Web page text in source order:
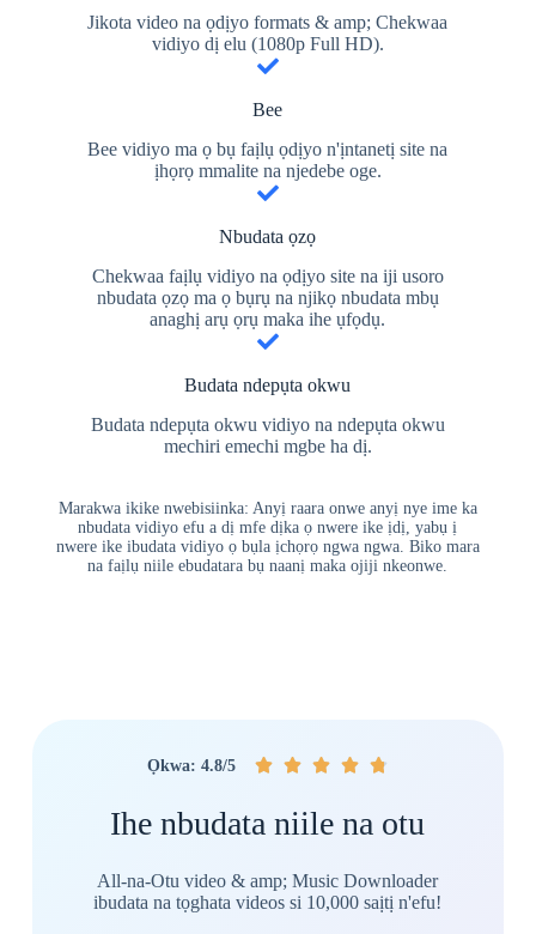
Jikota video na ọdịyo formats & amp; Chekwaa
vidiyo dị elu (1080p Full HD).
Bee
Bee vidiyo ma ọ bụ faịlụ ọdịyo n'ịntanetị site na
ịhọrọ mmalite na njedebe oge.
Nbudata ọzọ
Chekwaa faịlụ vidiyo na ọdịyo site na iji usoro
nbudata ọzọ ma ọ bụrụ na njikọ nbudata mbụ
anaghị arụ ọrụ maka ihe ụfọdụ.
Budata ndepụta okwu
Budata ndepụta okwu vidiyo na ndepụta okwu
mechiri emechi mgbe ha dị.
Marakwa ikike nwebisiinka: Anyị raara onwe anyị nye ime ka
nbudata vidiyo efu a dị mfe dịka ọ nwere ike ịdị, yabụ ị
nwere ike ibudata vidiyo ọ bụla ịchọrọ ngwa ngwa. Biko mara
na faịlụ niile ebudatara bụ naanị maka ojiji nkeonwe.
Ọkwa: 4.8/5     
Ihe nbudata niile na otu
All-na-Otu video & amp; Music Downloader
ibudata na tọghata videos si 10,000 saịtị n'efu!